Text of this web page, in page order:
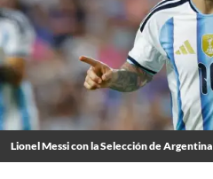
Lionel Messi con la Selección de Argentina